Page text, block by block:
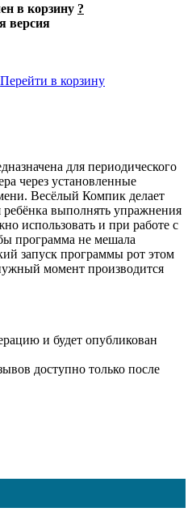
в корзину ?
версия
Перейти в корзину
для периодического
через установленные
Весёлый Компик делает
ребёнка выполнять упражнения
использовать и при работе с
программа не мешала
запуск программы рот этом
момент производится
и будет опубликован
доступно только после